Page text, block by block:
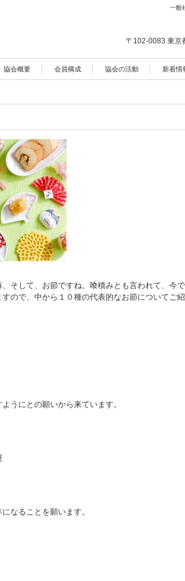
一般
〒102-0083 東京
協会概要 会員構成 協会の活動 新着情
そして、お節ですね。喰積みとも言われて、今
ので、中から１０種の代表的なお節についてご紹
うにとの願いから来ています。
なることを願います。